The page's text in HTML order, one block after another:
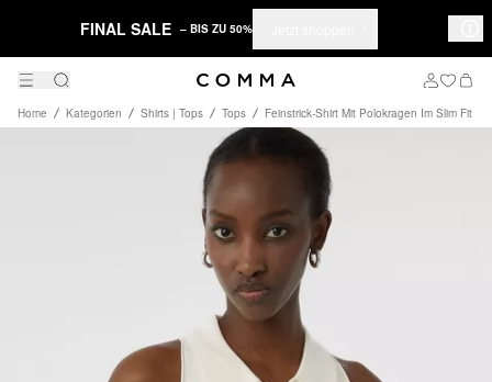
FINAL SALE – BIS ZU 50%
Home Kategorien Shirts | Tops Tops Feinstrick-Shirt Mit Polokragen Im Slim Fit